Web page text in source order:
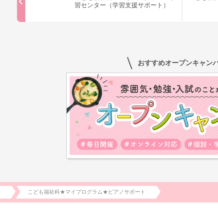
習センター（学習支援サポート）
おすすめオープンキャン
こども福祉科★マイプログラム★ピアノサポート